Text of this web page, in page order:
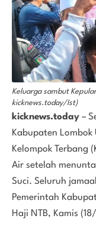
Keluarga sambut
kicknews.today/Ist)
kicknews.today –
Kabupaten
Kelompok Terbang
Air setelah
Suci. Seluruh
Pemerintah
Haji NTB, Kamis